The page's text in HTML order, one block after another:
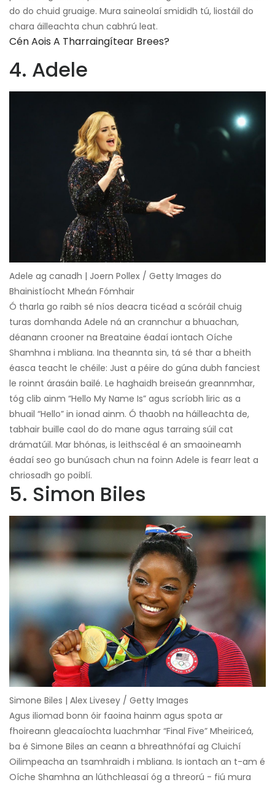
do do chuid gruaige. Mura saineolaí smididh tú, liostáil do
chara áilleachta chun cabhrú leat.
Cén Aois A Tharraingítear Brees?
4. Adele
Adele ag canadh | Joern Pollex / Getty Images do
Bhainistíocht Mheán Fómhair
Ó tharla go raibh sé níos deacra ticéad a scóráil chuig
turas domhanda Adele ná an crannchur a bhuachan,
déanann crooner na Breataine éadaí iontach Oíche
Shamhna i mbliana. Ina theannta sin, tá sé thar a bheith
éasca teacht le chéile: Just a péire do gúna dubh fanciest
le roinnt árasáin bailé. Le haghaidh breiseán greannmhar,
tóg clib ainm “Hello My Name Is” agus scríobh liric as a
bhuail “Hello” in ionad ainm. Ó thaobh na háilleachta de,
tabhair buille caol do do mane agus tarraing súil cat
drámatúil. Mar bhónas, is leithscéal é an smaoineamh
éadaí seo go bunúsach chun na foinn Adele is fearr leat a
chriosadh go poiblí.
5. Simon Biles
Simone Biles | Alex Livesey / Getty Images
Agus iliomad bonn óir faoina hainm agus spota ar
fhoireann gleacaíochta luachmhar “Final Five” Mheiriceá,
ba é Simone Biles an ceann a bhreathnófaí ag Cluichí
Oilimpeacha an tsamhraidh i mbliana. Is iontach an t-am é
Oíche Shamhna an lúthchleasaí óg a threorú - fiú mura